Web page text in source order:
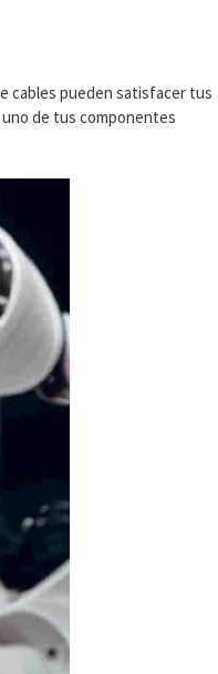
cables pueden satisfacer tus
de tus componentes